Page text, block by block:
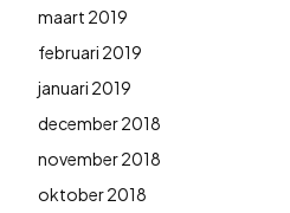
maart 2019
februari 2019
januari 2019
december 2018
november 2018
oktober 2018